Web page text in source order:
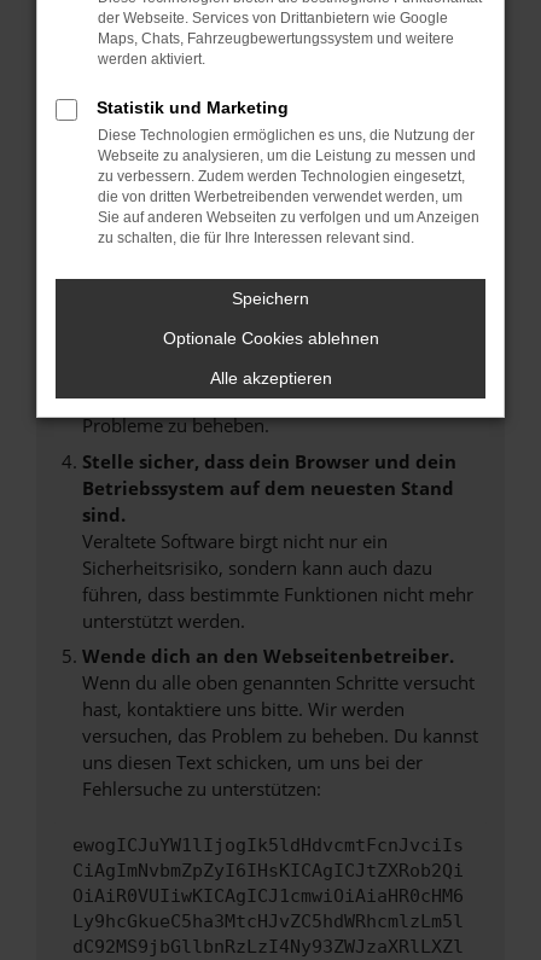
Beim Laden ist ein Fehler aufgetreten.
Hier sind ein paar Tipps, die dir helfen können:
Internetverbindung.
Laden andere Webseiten, zum Beispiel deine
Suchmaschine?
Prüfe deine Browsererweiterungen.
Manche Erweiterungen, wie Werbeblocker,
verhindern. Funktioniert die Seite in einem
anderen Browser oder in einem privaten
Starte dein Gerät neu.
Das kann manchmal helfen, vorübergehende
Probleme zu beheben.
Stelle sicher, dass dein Browser und dein
Betriebssystem auf dem neuesten Stand
sind.
Veraltete Software birgt nicht nur ein
Sicherheitsrisiko, sondern kann auch dazu
führen, dass bestimmte Funktionen nicht mehr
unterstützt werden.
Wende dich an den Webseitenbetreiber.
Wenn du alle oben genannten Schritte versucht
hast, kontaktiere uns bitte. Wir werden
versuchen, das Problem zu beheben. Du kannst
uns diesen Text schicken, um uns bei der
Fehlersuche zu unterstützen:
ewogICJuYW1lIjogIk5ldHdvcmtFcnJvciIs
CiAgImNvbmZpZyI6IHsKICAgICJtZXRob2Qi
OiAiR0VUIiwKICAgICJ1cmwiOiAiaHR0cHM6
Ly9hcGkueC5ha3MtcHJvZC5hdWRhcmlzLm5l
dC92MS9jbGllbnRzLzI4Ny93ZWJzaXRlLXZl
der Webseite. Services von Drittanbietern wie Google
Maps, Chats, Fahrzeugbewertungssystem und weitere
werden aktiviert.
Statistik und Marketing
Diese Technologien ermöglichen es uns, die Nutzung der
Webseite zu analysieren, um die Leistung zu messen und
zu verbessern. Zudem werden Technologien eingesetzt,
die von dritten Werbetreibenden verwendet werden, um
Sie auf anderen Webseiten zu verfolgen und um Anzeigen
zu schalten, die für Ihre Interessen relevant sind.
Speichern
Optionale Cookies ablehnen
Alle akzeptieren